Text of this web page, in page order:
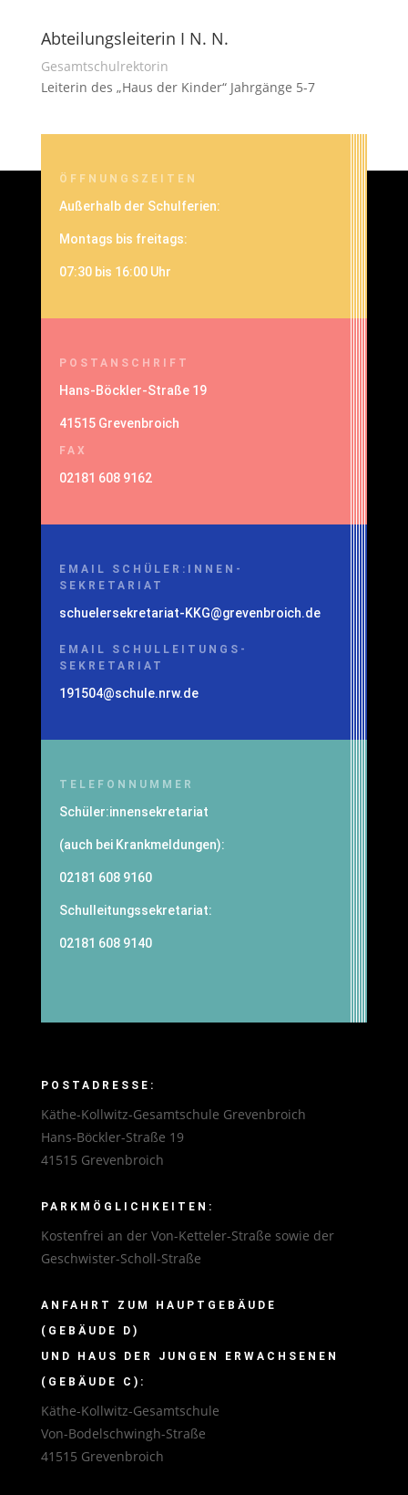
Abteilungsleiterin I N. N.
Gesamtschulrektorin
Leiterin des „Haus der Kinder“ Jahrgänge 5-7
ÖFFNUNGSZEITEN
Außerhalb der Schulferien:
Montags bis freitags:
07:30 bis 16:00 Uhr
POSTANSCHRIFT
Hans-Böckler-Straße 19
41515 Grevenbroich
FAX
02181 608 9162
EMAIL SCHÜLER:INNEN-
SEKRETARIAT
schuelersekretariat-KKG@grevenbroich.de
EMAIL SCHULLEITUNGS-
SEKRETARIAT
191504@schule.nrw.de
TELEFONNUMMER
Schüler:innensekretariat
(auch bei Krankmeldungen):
02181 608 9160
Schulleitungssekretariat:
02181 608 9140
POSTADRESSE:
Käthe-Kollwitz-Gesamtschule Grevenbroich
Hans-Böckler-Straße 19
41515 Grevenbroich
PARKMÖGLICHKEITEN:
Kostenfrei an der Von-Ketteler-Straße sowie der
Geschwister-Scholl-Straße
ANFAHRT ZUM HAUPTGEBÄUDE
(GEBÄUDE D)
UND HAUS DER JUNGEN ERWACHSENEN
(GEBÄUDE C):
Käthe-Kollwitz-Gesamtschule
Von-Bodelschwingh-Straße
41515 Grevenbroich